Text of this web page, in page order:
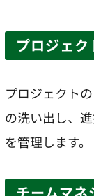
プロジェク
プロジェクト
の洗い出し、
を管理します。
チームマネ